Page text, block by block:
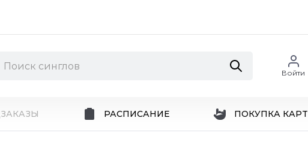
Войти
РАСПИСАНИЕ ПОКУПКА КАРТ